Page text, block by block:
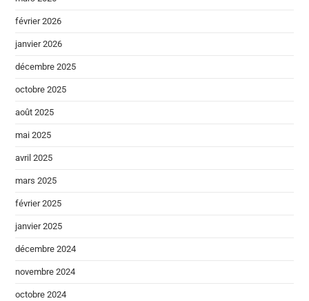
février 2026
janvier 2026
décembre 2025
octobre 2025
août 2025
mai 2025
avril 2025
mars 2025
février 2025
janvier 2025
décembre 2024
novembre 2024
octobre 2024